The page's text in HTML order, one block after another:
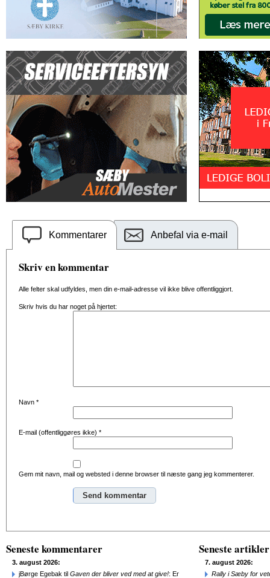
Kommentarer Anbefal via e-mail
Skriv en kommentar
Alle felter skal udfyldes, men din e-mail-adresse vil ikke blive offentliggjort.
Skriv hvis du har noget på hjertet:
Navn *
E-mail (offentliggøres ikke) *
Gem mit navn, mail og websted i denne browser til næste gang jeg kommenterer.
Seneste kommentarer
3. august 2026:
jBørge Egebak til Gaven der bliver ved med at give!: Er
Seneste artikler
7. august 2026:
Rally i Sæby for